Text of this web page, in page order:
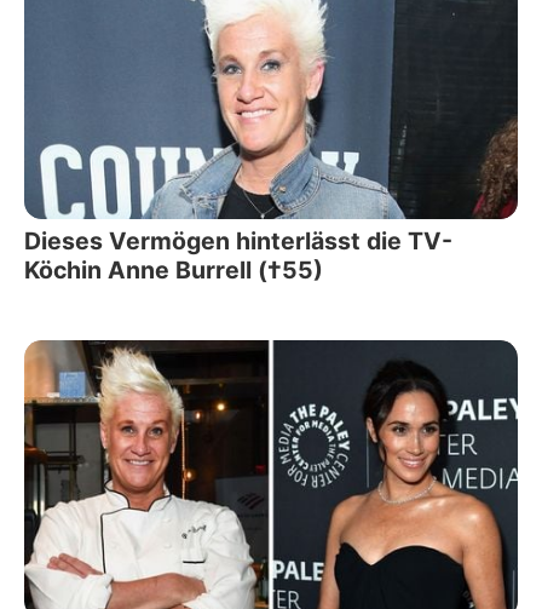
Dieses Vermögen hinterlässt die TV-
Köchin Anne Burrell (†55)